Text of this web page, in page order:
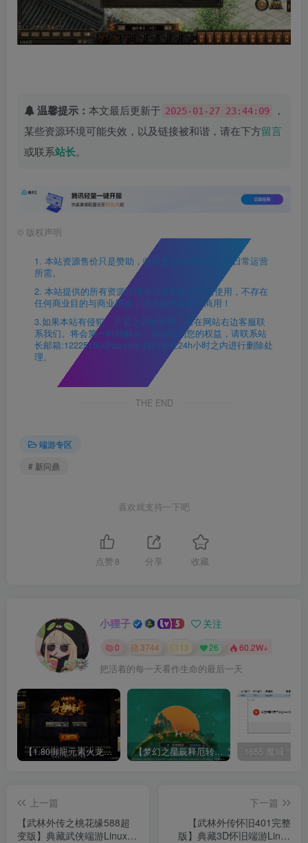
温馨提示： 本文最后更新于 2025-01-27 23:44:09
，
某些资源环境可能失效，以及链接被和谐，请在下方留言
或联系站长。
© 版权声明
1. 本站资源售价只是赞助，收取费用仅维持本站的日常运营
所需。
2. 本站提供的所有资源仅供本地单机参考学习使用，不存在
任何商业目的与商业用途，请大家不要用于商用！
3.如果本站有侵犯、不妥之处的资源，请在网站右边客服联
系我们。将会第一时间解决！若侵犯到您的权益，请联系站
长邮箱:12225150@qq.com 我们会在24h小时之内进行删除处
理。
THE END
端游专区
# 新问鼎
喜欢就支持一下吧
点赞 8 分享 收藏
小狸子 关注
0 3744 13 26 60.2W+
把活着的每一天看作生命的最后一天
【1.80御龍元素火龙[摸摸登陆器]】战神引擎WIN服务端+GM工具+充值后台+双端+架设教程 【梦幻之星辰释厄转尊享挂机版】MT3换皮梦幻西游Linux服务端+GM后台+双端+源码+架设教程
上一篇
【武林外传之桃花缘588超
变版】典藏武侠端游Linux服
下一篇
【武林外传怀旧401完整
版】典藏3D怀旧端游Linux